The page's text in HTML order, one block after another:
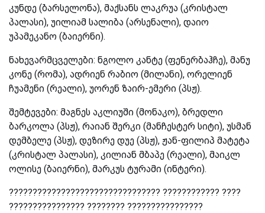
კუნდე (ბარსელონა), მაქსანს ლაკრუა (კრისტალ
პალასი), უილიამ სალიბა (არსენალი), დაიო
უპამეკანო (ბაიერნი).
ნახევარმცველები: ნგოლო კანტე (ფენერბაჰჩე), მანუ
კონე (რომა), ადრიენ რაბიო (მილანი), ორელიენ
ჩუამენი (რეალი), უორენ ზაირ-ემერი (პსჟ).
შემტევები: მაგნეს აკლიუში (მონაკო), ბრედლი
ბარკოლა (პსჟ), რაიან შერკი (მანჩესტერ სიტი), უსმან
დემბელე (პსჟ), დეზირე დუე (პსჟ), ჟან-ფილიპ მატეტა
(კრისტალ პალასი), კილიან მბაპე (რეალი), მაიკლ
ოლისე (ბაიერნი), მარკუს ტურამი (ინტერი).
???????????????????????????????? ???????????? ????
???????????????? ???????? ????????????????